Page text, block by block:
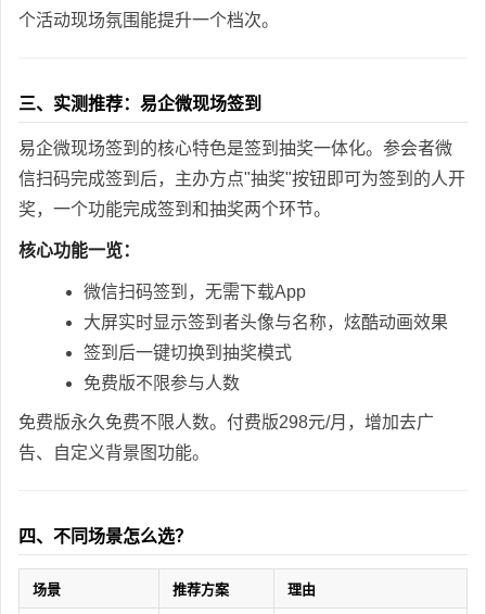
个活动现场氛围能提升一个档次。
三、实测推荐：易企微现场签到
易企微现场签到的核心特色是签到抽奖一体化。参会者微
信扫码完成签到后，主办方点"抽奖"按钮即可为签到的人开
奖，一个功能完成签到和抽奖两个环节。
核心功能一览：
微信扫码签到，无需下载App
大屏实时显示签到者头像与名称，炫酷动画效果
签到后一键切换到抽奖模式
免费版不限参与人数
免费版永久免费不限人数。付费版298元/月，增加去广
告、自定义背景图功能。
四、不同场景怎么选？
场景 推荐方案 理由